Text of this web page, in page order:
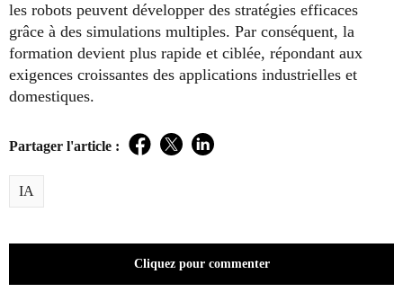
les robots peuvent développer des stratégies efficaces
grâce à des simulations multiples. Par conséquent, la
formation devient plus rapide et ciblée, répondant aux
exigences croissantes des applications industrielles et
domestiques.
Partager l'article : Facebook
TwitterLinkedIn
IA
Cliquez pour commenter